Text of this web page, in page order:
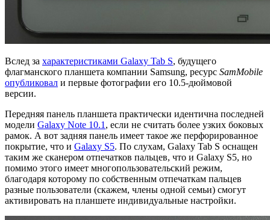
Вслед за характеристиками Galaxy Tab S, будущего
флагманского планшета компании Samsung, ресурс SamMobile
опубликовал и первые фотографии его 10.5-дюймовой
версии.
Передняя панель планшета практически идентична последней
модели Galaxy Note 10.1 , если не считать более узких боковых
рамок. А вот задняя панель имеет такое же перфорированное
покрытие, что и Galaxy S5. По слухам, Galaxy Tab S оснащен
таким же сканером отпечатков пальцев, что и Galaxy S5, но
помимо этого имеет многопользовательский режим,
благодаря которому по собственным отпечаткам пальцев
разные пользователи (скажем, члены одной семьи) смогут
активировать на планшете индивидуальные настройки.